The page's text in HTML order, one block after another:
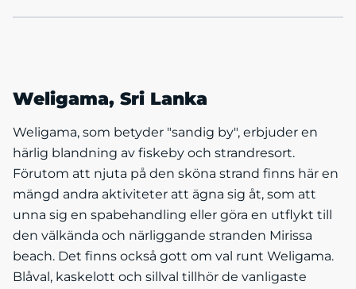
Weligama, Sri Lanka
Weligama, som betyder "sandig by", erbjuder en
härlig blandning av fiskeby och strandresort.
Förutom att njuta på den sköna strand finns här en
mängd andra aktiviteter att ägna sig åt, som att
unna sig en spabehandling eller göra en utflykt till
den välkända och närliggande stranden Mirissa
beach. Det finns också gott om val runt Weligama.
Blåval, kaskelott och sillval tillhör de vanligaste